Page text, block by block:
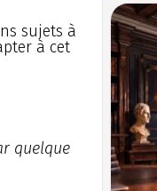
sujets à
à cet
quelque